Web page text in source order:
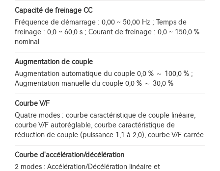
Capacité de freinage CC
Fréquence de démarrage : 0,00 ~ 50,00 Hz ; Temps de
freinage : 0,0 ~ 60,0 s ; Courant de freinage : 0,0 ~ 150,0 %
nominal
Augmentation de couple
Augmentation automatique du couple 0,0 % ～ 100,0 % ;
Augmentation manuelle du couple 0,0 % ～ 30,0 %
Courbe V/F
Quatre modes : courbe caractéristique de couple linéaire,
courbe V/F autoréglable, courbe caractéristique de
réduction de couple (puissance 1,1 à 2,0), courbe V/F carrée
Courbe d'accélération/décélération
2 modes : Accélération/Décélération linéaire et